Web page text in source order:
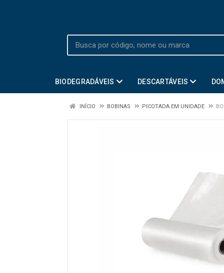
BIODEGRADÁVEIS DESCARTÁVEIS
INÍCIO BOBINAS PICOTADA EM UNIDADE